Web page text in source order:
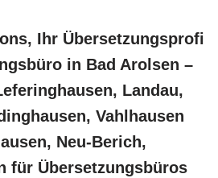
, Ihr Übersetzungsprofi
in Bad Arolsen –
Landau,
Vahlhausen
Neu-Berich,
für Übersetzungsbüros